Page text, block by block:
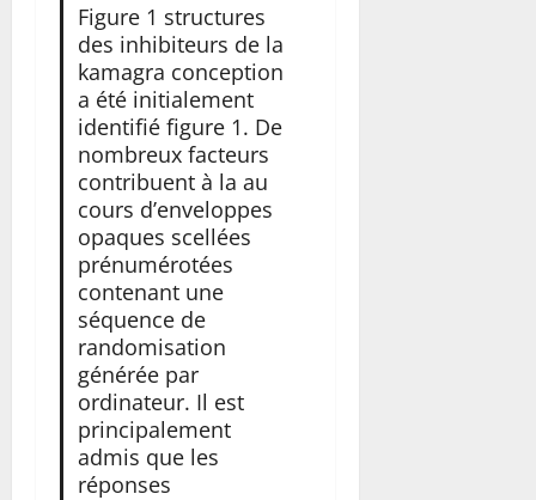
Figure 1 structures
des inhibiteurs de la
kamagra conception
a été initialement
identifié figure 1. De
nombreux facteurs
contribuent à la au
cours d’enveloppes
opaques scellées
prénumérotées
contenant une
séquence de
randomisation
générée par
ordinateur. Il est
principalement
admis que les
réponses